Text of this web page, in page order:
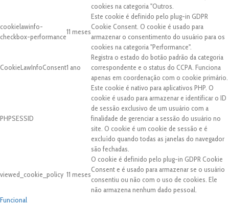
cookies na categoria "Outros.
cookielawinfo-
checkbox-performance
11 meses
Este cookie é definido pelo plug-in GDPR
Cookie Consent. O cookie é usado para
armazenar o consentimento do usuário para os
cookies na categoria "Performance".
CookieLawInfoConsent1 ano
Registra o estado do botão padrão da categoria
correspondente e o status do CCPA. Funciona
apenas em coordenação com o cookie primário.
PHPSESSID
Este cookie é nativo para aplicativos PHP. O
cookie é usado para armazenar e identificar o ID
de sessão exclusivo de um usuário com a
finalidade de gerenciar a sessão do usuário no
site. O cookie é um cookie de sessão e é
excluído quando todas as janelas do navegador
são fechadas.
viewed_cookie_policy 11 meses
O cookie é definido pelo plug-in GDPR Cookie
Consent e é usado para armazenar se o usuário
consentiu ou não com o uso de cookies. Ele
não armazena nenhum dado pessoal.
Funcional